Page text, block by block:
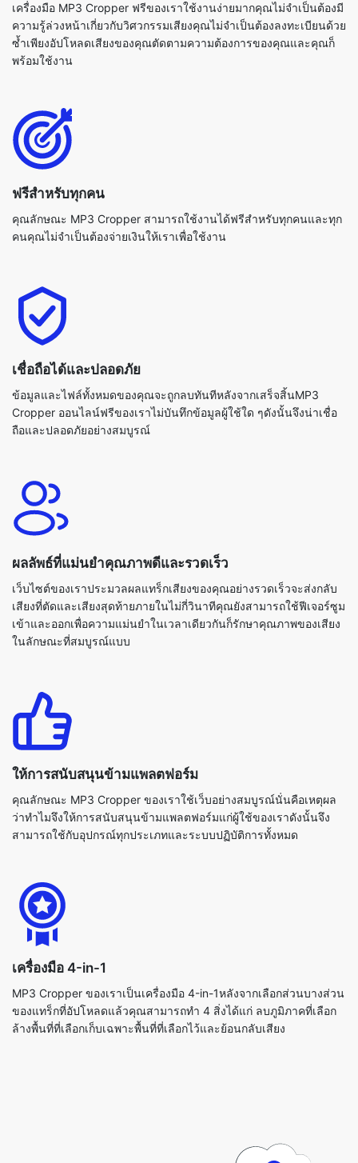
ฟรีสำหรับทุกคน
คุณลักษณะ MP3 Cropper สามารถใช้งานได้ฟรีสำหรับทุกคนและทุก
คนคุณไม่จำเป็นต้องจ่ายเงินให้เราเพื่อใช้งาน
เชื่อถือได้และปลอดภัย
ข้อมูลและไฟล์ทั้งหมดของคุณจะถูกลบทันทีหลังจากเสร็จสิ้นMP3
Cropper ออนไลน์ฟรีของเราไม่บันทึกข้อมูลผู้ใช้ใด ๆดังนั้นจึงน่าเชื่อ
ถือและปลอดภัยอย่างสมบูรณ์
ผลลัพธ์ที่แม่นยำคุณภาพดีและรวดเร็ว
เว็บไซต์ของเราประมวลผลแทร็กเสียงของคุณอย่างรวดเร็วจะส่งกลับ
เสียงที่ตัดและเสียงสุดท้ายภายในไม่กี่วินาทีคุณยังสามารถใช้ฟีเจอร์ซูม
เข้าและออกเพื่อความแม่นยำในเวลาเดียวกันก็รักษาคุณภาพของเสียง
ในลักษณะที่สมบูรณ์แบบ
ให้การสนับสนุนข้ามแพลตฟอร์ม
คุณลักษณะ MP3 Cropper ของเราใช้เว็บอย่างสมบูรณ์นั่นคือเหตุผล
ว่าทำไมจึงให้การสนับสนุนข้ามแพลตฟอร์มแก่ผู้ใช้ของเราดังนั้นจึง
เครื่องมือ 4-in-1
MP3 Cropper ของเราเป็นเครื่องมือ 4-in-1หลังจากเลือกส่วนบางส่วน
ของแทร็กที่อัปโหลดแล้วคุณสามารถทำ 4 สิ่งได้แก่ ลบภูมิภาคที่เลือก
ล้างพื้นที่ที่เลือกเก็บเฉพาะพื้นที่ที่เลือกไว้และย้อนกลับเสียง